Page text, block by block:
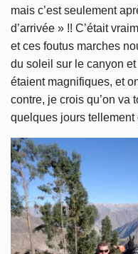
mais c’est seulement
d’arrivée » !! C’était
et ces foutus marches
du soleil sur le canyon
étaient magnifiques, et
contre, je crois qu’on va
quelques jours